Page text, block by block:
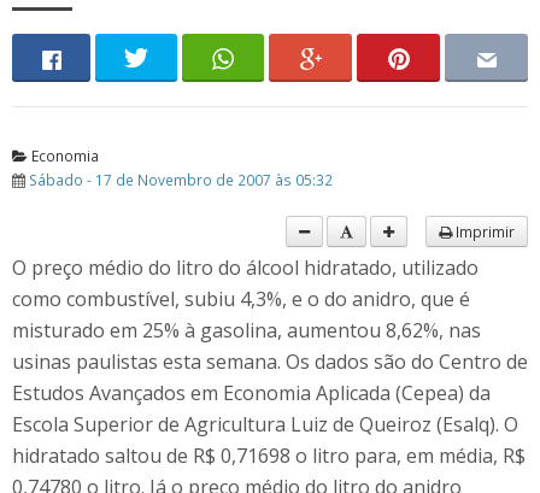
Economia
Sábado - 17 de Novembro de 2007 às 05:32
Imprimir
O preço médio do litro do álcool hidratado, utilizado
como combustível, subiu 4,3%, e o do anidro, que é
misturado em 25% à gasolina, aumentou 8,62%, nas
usinas paulistas esta semana. Os dados são do Centro de
Estudos Avançados em Economia Aplicada (Cepea) da
Escola Superior de Agricultura Luiz de Queiroz (Esalq). O
hidratado saltou de R$ 0,71698 o litro para, em média, R$
0,74780 o litro. Já o preço médio do litro do anidro